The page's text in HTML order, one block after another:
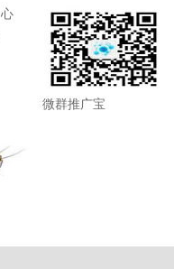
微群推广宝